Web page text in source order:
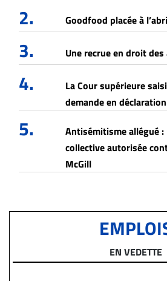
2. Goodfood placée à
3. Une recrue en droit
4.
La Cour supérieure
demande en
5.
Antisémitisme allégué :
collective autorisée
McGill
EN VEDETTE